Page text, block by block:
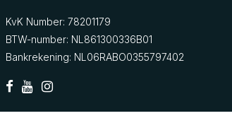
KvK Number: 78201179
BTW-number: NL861300336B01
Bankrekening: NL06RABO0355797402